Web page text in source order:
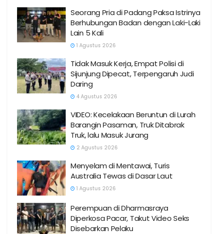
Seorang Pria di Padang Paksa Istrinya
Berhubungan Badan dengan Laki-Laki
Lain 5 Kali
1 Agustus 2026
Tidak Masuk Kerja, Empat Polisi di
Sijunjung Dipecat, Terpengaruh Judi
Daring
4 Agustus 2026
VIDEO: Kecelakaan Beruntun di Lurah
Barangin Pasaman, Truk Ditabrak
Truk, lalu Masuk Jurang
2 Agustus 2026
Menyelam di Mentawai, Turis
Australia Tewas di Dasar Laut
1 Agustus 2026
Perempuan di Dharmasraya
Diperkosa Pacar, Takut Video Seks
Disebarkan Pelaku